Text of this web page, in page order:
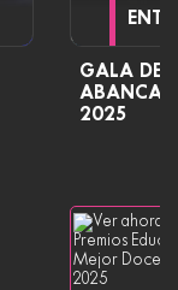
GALA DE
ABANCA
2025